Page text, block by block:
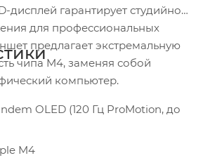
дисплей гарантирует студийное
для профессиональных
предлагает экстремальную
чипа M4, заменяя собой
компьютер.
OLED (120 Гц ProMotion, до
M4